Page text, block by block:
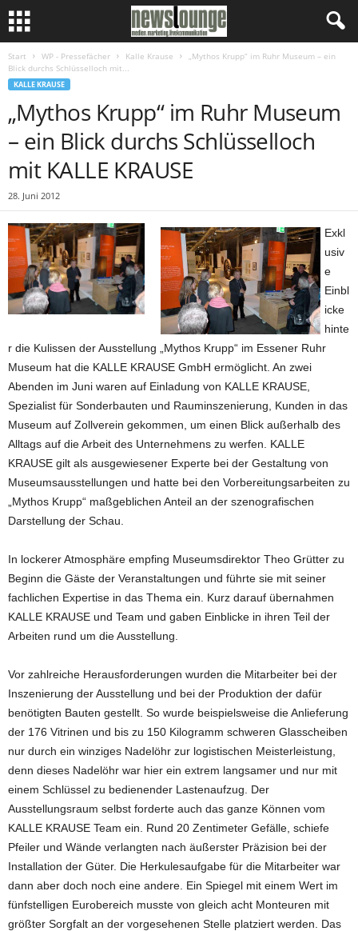
Start WP - Pressefächer Kalle Krause
„Mythos Krupp“ im Ruhr Museum – ein
Blick durchs Schlüsselloch mit...
KALLE KRAUSE
„Mythos Krupp“ im Ruhr Museum
– ein Blick durchs Schlüsselloch
mit KALLE KRAUSE
28. Juni 2012
Exkl
usiv
e
Einbl
icke
hinte
r die Kulissen der Ausstellung „Mythos Krupp“ im Essener Ruhr
Museum hat die KALLE KRAUSE GmbH ermöglicht. An zwei
Abenden im Juni waren auf Einladung von KALLE KRAUSE,
Spezialist für Sonderbauten und Rauminszenierung, Kunden in das
Museum auf Zollverein gekommen, um einen Blick außerhalb des
Alltags auf die Arbeit des Unternehmens zu werfen. KALLE
KRAUSE gilt als ausgewiesener Experte bei der Gestaltung von
Museumsausstellungen und hatte bei den Vorbereitungsarbeiten zu
„Mythos Krupp“ maßgeblichen Anteil an der szenografischen
Darstellung der Schau.
In lockerer Atmosphäre empfing Museumsdirektor Theo Grütter zu
Beginn die Gäste der Veranstaltungen und führte sie mit seiner
fachlichen Expertise in das Thema ein. Kurz darauf übernahmen
KALLE KRAUSE und Team und gaben Einblicke in ihren Teil der
Arbeiten rund um die Ausstellung.
Vor zahlreiche Herausforderungen wurden die Mitarbeiter bei der
Inszenierung der Ausstellung und bei der Produktion der dafür
benötigten Bauten gestellt. So wurde beispielsweise die Anlieferung
der 176 Vitrinen und bis zu 150 Kilogramm schweren Glasscheiben
nur durch ein winziges Nadelöhr zur logistischen Meisterleistung,
denn dieses Nadelöhr war hier ein extrem langsamer und nur mit
einem Schlüssel zu bedienender Lastenaufzug. Der
Ausstellungsraum selbst forderte auch das ganze Können vom
KALLE KRAUSE Team ein. Rund 20 Zentimeter Gefälle, schiefe
Pfeiler und Wände verlangten nach äußerster Präzision bei der
Installation der Güter. Die Herkulesaufgabe für die Mitarbeiter war
dann aber doch noch eine andere. Ein Spiegel mit einem Wert im
fünfstelligen Eurobereich musste von gleich acht Monteuren mit
größter Sorgfalt an der vorgesehenen Stelle platziert werden. Das